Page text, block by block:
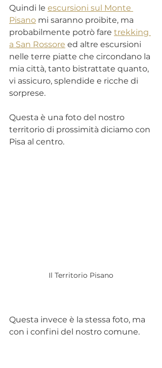
Quindi le escursioni sul Monte
Pisano mi saranno proibite, ma
probabilmente potrò fare trekking
a San Rossore ed altre escursioni
nelle terre piatte che circondano la
mia città, tanto bistrattate quanto,
vi assicuro, splendide e ricche di
sorprese.
Questa è una foto del nostro
territorio di prossimità diciamo con
Pisa al centro.
Il Territorio Pisano
Questa invece è la stessa foto, ma
con i confini del nostro comune.